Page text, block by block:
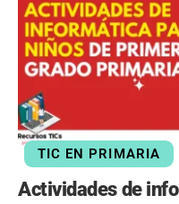
TIC EN PRIMARIA
Actividades de